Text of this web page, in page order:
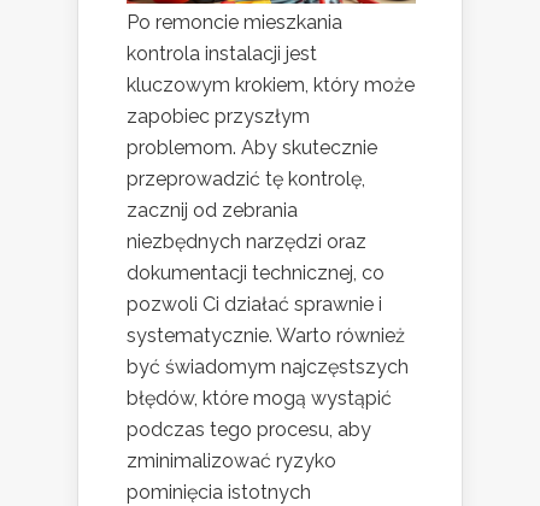
Po remoncie mieszkania
kontrola instalacji jest
kluczowym krokiem, który może
zapobiec przyszłym
problemom. Aby skutecznie
przeprowadzić tę kontrolę,
zacznij od zebrania
niezbędnych narzędzi oraz
dokumentacji technicznej, co
pozwoli Ci działać sprawnie i
systematycznie. Warto również
być świadomym najczęstszych
błędów, które mogą wystąpić
podczas tego procesu, aby
zminimalizować ryzyko
pominięcia istotnych